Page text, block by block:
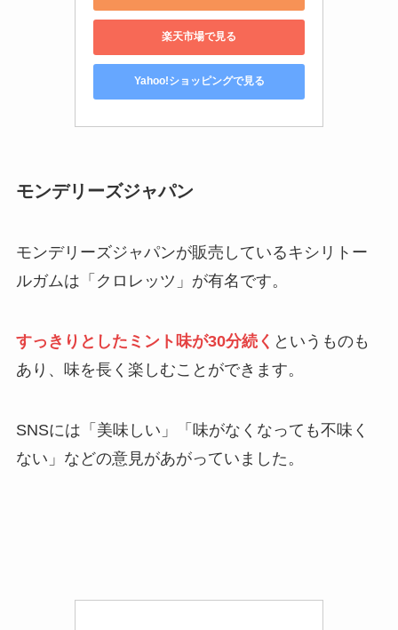
買ってよかったオーブンレンジはこれ！お
菓子作りや一人暮らしにおすすめも紹介！
買ってはいけない炊飯器はどれ？壊れやす
いメーカーや特徴は？後悔しないための選
び方・おすすめを紹介！
楽天市場で見る
Yahoo!ショッピングで見る
モンデリーズジャパン
モンデリーズジャパンが販売しているキシリトー
ルガムは「クロレッツ」が有名です。
すっきりとしたミント味が30分続く というものも
あり、味を長く楽しむことができます。
SNSには「美味しい」「味がなくなっても不味く
ない」などの意見があがっていました。